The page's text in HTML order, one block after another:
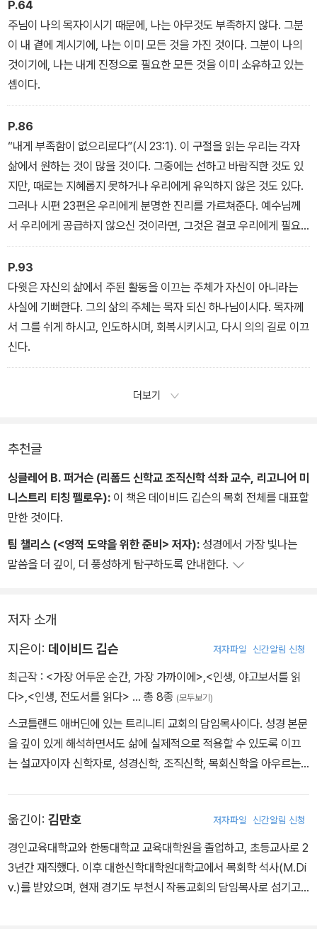
P.64
주님이 나의 목자이시기 때문에, 나는 아무것도 부족하지 않다. 그분
이 내 곁에 계시기에, 나는 이미 모든 것을 가진 것이다. 그분이 나의
것이기에, 나는 내게 진정으로 필요한 모든 것을 이미 소유하고 있는
셈이다.
P.86
“내게 부족함이 없으리로다”(시 23:1). 이 구절을 읽는 우리는 각자
삶에서 원하는 것이 많을 것이다. 그중에는 선하고 바람직한 것도 있
지만, 때로는 지혜롭지 못하거나 우리에게 유익하지 않은 것도 있다.
그러나 시편 23편은 우리에게 분명한 진리를 가르쳐준다. 예수님께
서 우리에게 공급하지 않으신 것이라면, 그것은 결코 우리에게 필요
한 것이 아니다.
P.93
다윗은 자신의 삶에서 주된 활동을 이끄는 주체가 자신이 아니라는
사실에 기뻐한다. 그의 삶의 주체는 목자 되신 하나님이시다. 목자께
서 그를 쉬게 하시고, 인도하시며, 회복시키시고, 다시 의의 길로 이끄
신다.
더보기
추천글
싱클레어 B. 퍼거슨 (리폼드 신학교 조직신학 석좌 교수, 리고니어 미
니스트리 티칭 펠로우): 이 책은 데이비드 깁슨의 목회 전체를 대표할
만한 것이다.
팀 챌리스 (<영적 도약을 위한 준비> 저자): 성경에서 가장 빛나는
말씀을 더 깊이, 더 풍성하게 탐구하도록 안내한다.
저자 소개
지은이: 데이비드 깁슨 저자파일 신간알림 신청
최근작 : <가장 어두운 순간, 가장 가까이에> <인생, 야고보서를 읽
다> <인생, 전도서를 읽다> … 총 8종 (모두보기)
스코틀랜드 애버딘에 있는 트리니티 교회의 담임목사이다. 성경 본문
을 깊이 있게 해석하면서도 삶에 실제적으로 적용할 수 있도록 이끄
는 설교자이자 신학자로, 성경신학, 조직신학, 목회신학을 아우르는
스도론에 대한 연구로 주목을 받았다. 개혁신학과 현대 신학을 잇는
교량 역할을 한다는 평가를 받고 있다. 저서로는 『인생, 야고보서를
읽다』, 『인생, 전도서를 읽다』(이상 복있는사람) 등이 있으며, 아내
안젤라와 네 자녀와 함께 애버딘에 거주하며 목회와 연구, 집필에 힘
옮긴이: 김만호 저자파일 신간알림 신청
경인교육대학교와 한동대학교 교육대학원을 졸업하고, 초등교사로 2
3년간 재직했다. 이후 대한신학대학원대학교에서 목회학 석사(M.Di
v.)를 받았으며, 현재 경기도 부천시 작동교회의 담임목사로 섬기고